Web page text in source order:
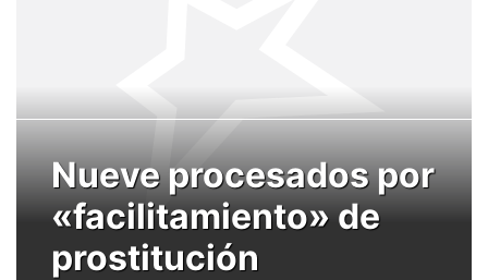
Nueve procesados por
«facilitamiento» de
prostitución